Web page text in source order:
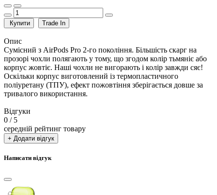
Купити Trade In
Опис
Сумісний з AirPods Pro 2-го покоління. Більшість скарг на
прозорі чохли полягають у тому, що згодом колір тьмяніє або
корпус жовтіє. Наші чохли не вигорають і колір завжди сяє!
Оскільки корпус виготовлений із термопластичного
поліуретану (ТПУ), ефект пожовтіння зберігається довше за
тривалого використання.
Відгуки
0 / 5
середній рейтинг товару
+ Додати відгук
Написати відгук